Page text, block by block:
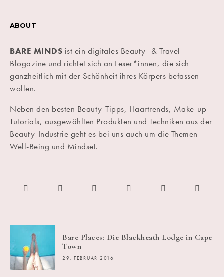
ABOUT
BARE MINDS ist ein digitales Beauty- & Travel-
Blogazine und richtet sich an Leser*innen, die sich
ganzheitlich mit der Schönheit ihres Körpers befassen
wollen.
Neben den besten Beauty-Tipps, Haartrends, Make-up
Tutorials, ausgewählten Produkten und Techniken aus der
Beauty-Industrie geht es bei uns auch um die Themen
Well-Being und Mindset.
Bare Places: Die Blackheath Lodge in Cape
Town
29. FEBRUAR 2016